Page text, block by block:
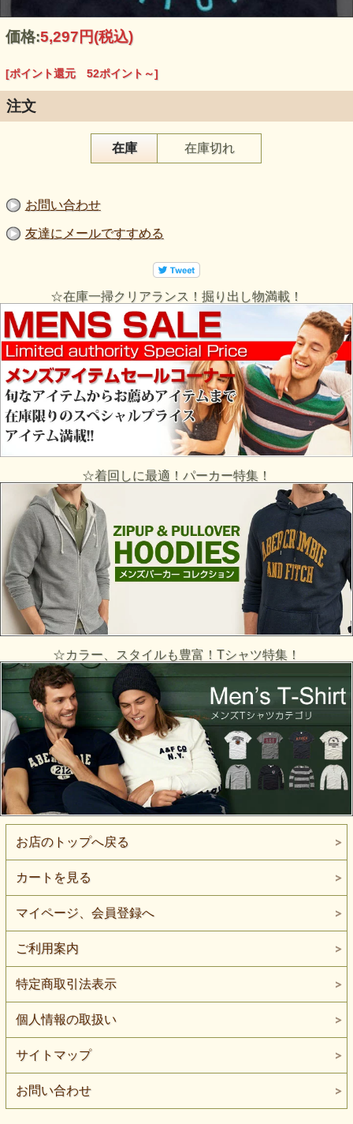
価格:5,297円(税込)
[ポイント還元 52ポイント～]
注文
在庫 在庫切れ
お問い合わせ
友達にメールですすめる
☆在庫一掃クリアランス！掘り出し物満載！
☆着回しに最適！パーカー特集！
☆カラー、スタイルも豊富！Tシャツ特集！
お店のトップへ戻る
カートを見る
マイページ、会員登録へ
ご利用案内
特定商取引法表示
個人情報の取扱い
サイトマップ
お問い合わせ